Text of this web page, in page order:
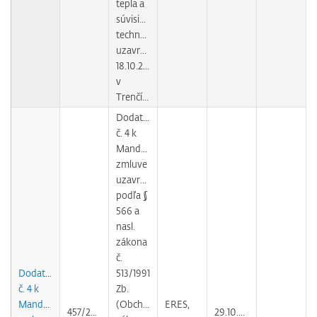
tepla a
súvisiacich
technológií
uzavretej
18.10.2004
v
Trenčíne
Dodatok
č. 4 k
Mandátnej
Dodatok
č. 4 k
Mandátnej
zmluve
uzavretej
podľa §
566 a
nasl.
zákona
č.
513/1991
Zb.
(ObchodnéhoERES,